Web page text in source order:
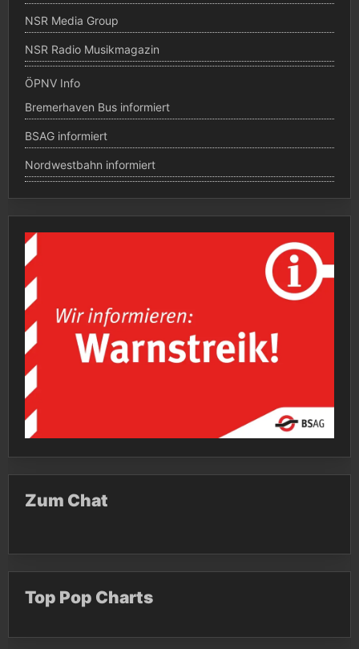
NSR Media Group
NSR Radio Musikmagazin
ÖPNV Info
Bremerhaven Bus informiert
BSAG informiert
Nordwestbahn informiert
Zum Chat
Top Pop Charts